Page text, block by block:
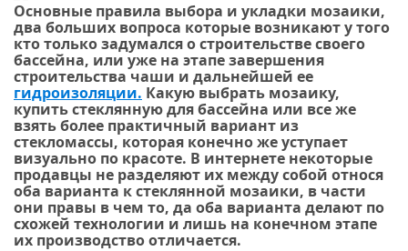
Основные правила выбора и укладки мозаики,
два больших вопроса которые возникают у того
кто только задумался о строительстве своего
бассейна, или уже на этапе завершения
строительства чаши и дальнейшей ее
гидроизоляции. Какую выбрать мозаику,
купить стеклянную для бассейна или все же
взять более практичный вариант из
стекломассы, которая конечно же уступает
визуально по красоте. В интернете некоторые
продавцы не разделяют их между собой относя
оба варианта к стеклянной мозаики, в части
они правы в чем то, да оба варианта делают по
схожей технологии и лишь на конечном этапе
их производство отличается.